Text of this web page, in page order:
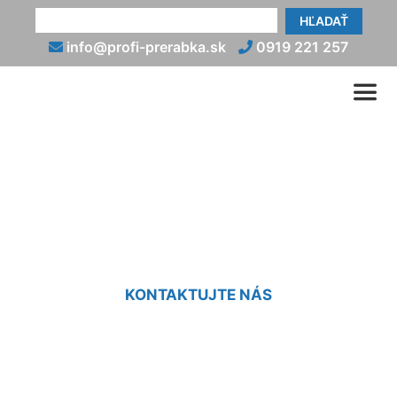
HĽADAŤ
info@profi-prerabka.sk 0919 221 257
KONTAKTUJTE NÁS